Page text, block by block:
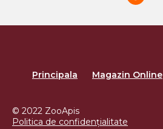
Principala Magazin Online
© 2022 ZooApis
Politica de confidențialitate